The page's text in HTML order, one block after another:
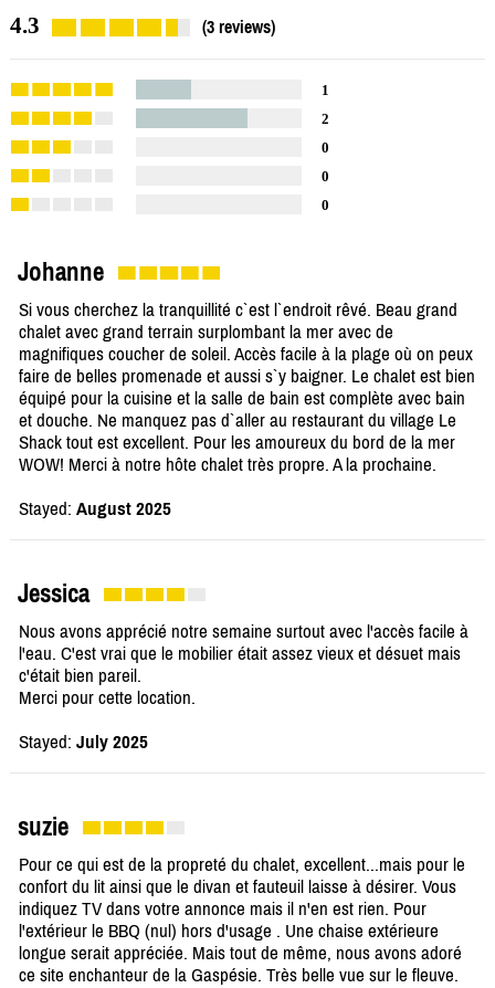
4.3 (3 reviews)
1
2
0
0
0
Johanne
Si vous cherchez la tranquillité c`est l`endroit rêvé. Beau grand
chalet avec grand terrain surplombant la mer avec de
magnifiques coucher de soleil. Accès facile à la plage où on peux
faire de belles promenade et aussi s`y baigner. Le chalet est bien
équipé pour la cuisine et la salle de bain est complète avec bain
et douche. Ne manquez pas d`aller au restaurant du village Le
Shack tout est excellent. Pour les amoureux du bord de la mer
WOW! Merci à notre hôte chalet très propre. A la prochaine.
Stayed: August 2025
Jessica
Nous avons apprécié notre semaine surtout avec l'accès facile à
l'eau. C'est vrai que le mobilier était assez vieux et désuet mais
c'était bien pareil.
Merci pour cette location.
Stayed: July 2025
suzie
Pour ce qui est de la propreté du chalet, excellent...mais pour le
confort du lit ainsi que le divan et fauteuil laisse à désirer. Vous
indiquez TV dans votre annonce mais il n'en est rien. Pour
l'extérieur le BBQ (nul) hors d'usage . Une chaise extérieure
longue serait appréciée. Mais tout de même, nous avons adoré
ce site enchanteur de la Gaspésie. Très belle vue sur le fleuve.